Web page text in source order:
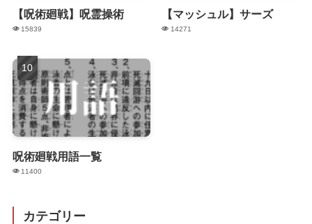
【呪術廻戦】呪霊操術
15839
【マッシュル】サーズ
14271
呪術廻戦用語一覧
11400
カテゴリー